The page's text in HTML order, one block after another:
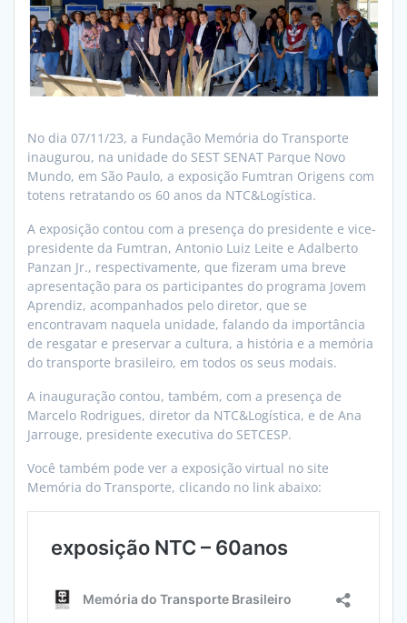
No dia 07/11/23, a Fundação Memória do Transporte
inaugurou, na unidade do SEST SENAT Parque Novo
Mundo, em São Paulo, a exposição Fumtran Origens com
totens retratando os 60 anos da NTC&Logística.
A exposição contou com a presença do presidente e vice-
presidente da Fumtran, Antonio Luiz Leite e Adalberto
Panzan Jr., respectivamente, que fizeram uma breve
apresentação para os participantes do programa Jovem
Aprendiz, acompanhados pelo diretor, que se
encontravam naquela unidade, falando da importância
de resgatar e preservar a cultura, a história e a memória
do transporte brasileiro, em todos os seus modais.
A inauguração contou, também, com a presença de
Marcelo Rodrigues, diretor da NTC&Logística, e de Ana
Jarrouge, presidente executiva do SETCESP.
Você também pode ver a exposição virtual no site
Memória do Transporte, clicando no link abaixo: